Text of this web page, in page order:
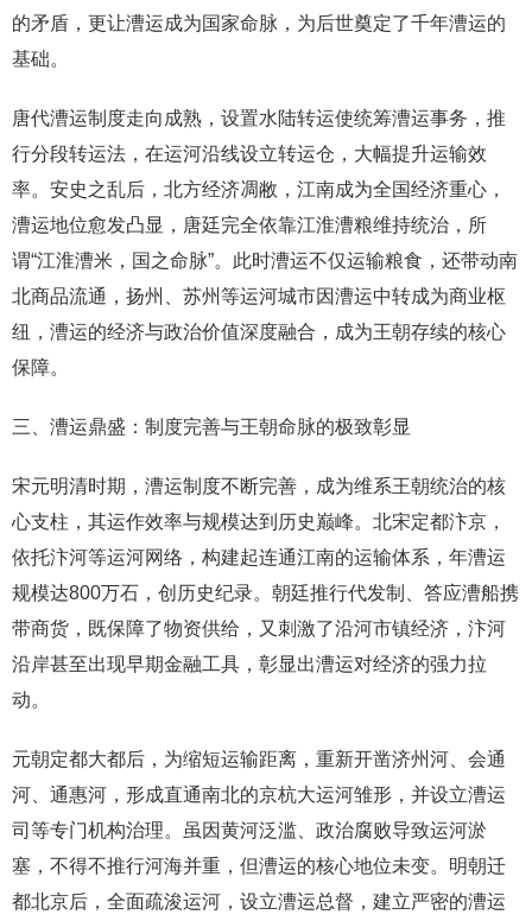
的矛盾，更让漕运成为国家命脉，为后世奠定了千年漕运的
基础。
唐代漕运制度走向成熟，设置水陆转运使统筹漕运事务，推
行分段转运法，在运河沿线设立转运仓，大幅提升运输效
率。安史之乱后，北方经济凋敝，江南成为全国经济重心，
漕运地位愈发凸显，唐廷完全依靠江淮漕粮维持统治，所
谓“江淮漕米，国之命脉”。此时漕运不仅运输粮食，还带动南
北商品流通，扬州、苏州等运河城市因漕运中转成为商业枢
纽，漕运的经济与政治价值深度融合，成为王朝存续的核心
保障。
三、漕运鼎盛：制度完善与王朝命脉的极致彰显
宋元明清时期，漕运制度不断完善，成为维系王朝统治的核
心支柱，其运作效率与规模达到历史巅峰。北宋定都汴京，
依托汴河等运河网络，构建起连通江南的运输体系，年漕运
规模达800万石，创历史纪录。朝廷推行代发制、答应漕船携
带商货，既保障了物资供给，又刺激了沿河市镇经济，汴河
沿岸甚至出现早期金融工具，彰显出漕运对经济的强力拉
动。
元朝定都大都后，为缩短运输距离，重新开凿济州河、会通
河、通惠河，形成直通南北的京杭大运河雏形，并设立漕运
司等专门机构治理。虽因黄河泛滥、政治腐败导致运河淤
塞，不得不推行河海并重，但漕运的核心地位未变。明朝迁
都北京后，全面疏浚运河，设立漕运总督，建立严密的漕运